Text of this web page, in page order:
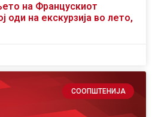
на Францускиот
оди на екскурзија во лето,
СООПШТЕНИЈА